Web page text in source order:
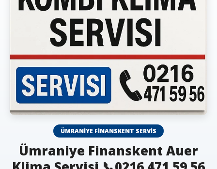
ÜMRANIYE FINANSKENT SERVIS
Ümraniye Finanskent Auer